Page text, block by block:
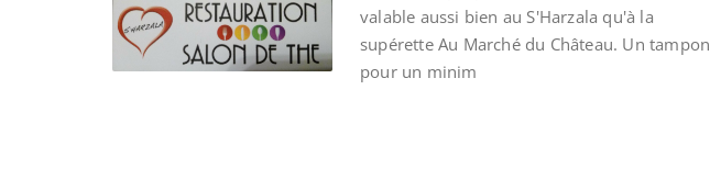
valable aussi bien au S'Harzala qu'à la
supérette Au Marché du Château. Un tampon
pour un minim